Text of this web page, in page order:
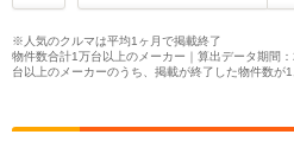
※人気のクルマは平均1ヶ月で掲載終了
物件数合計1万台以上のメーカー｜算出データ期間
台以上のメーカーのうち、掲載が終了した物件数が